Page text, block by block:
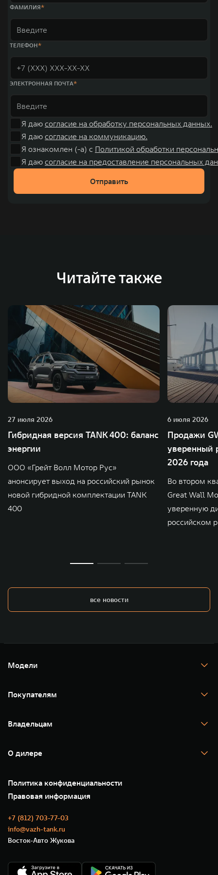
ФАМИЛИЯ
ТЕЛЕФОН
ЭЛЕКТРОННАЯ ПОЧТА
Я даю согласие на обработку персональных данных.
Я даю согласие на коммуникацию.
Я ознакомлен (-а) с Политикой обработки
Я даю согласие на предоставление персональных
Отправить
Читайте также
27 июля 2026
Гибридная версия TANK 400: баланс
энергии
ООО «Грейт Волл Мотор Рус»
анонсирует выход на российский рынок
новой гибридной комплектации TANK
400
6 июля 2026
Продажи
уверенный
2026 года
Во втором
Great Wall
уверенную
российском
все новости
Модели
TANK 400
TANK 500
Покупателям
Тест-драйв
TANK Финансы
Корпоративным клиентам
Зарядные станции
Владельцам
Помощь на дороге
Новые цифровые сервисы TANK
Сервис
Нулевое ТО
Моторные масла
О дилере
35 лет GWM
GWM ТЕХ ДЕНЬ
Новости
Политика конфиденциальности
Правовая информация
+7 (812) 703-77-03
info@vazh-tank.ru
Восток-Авто Жукова